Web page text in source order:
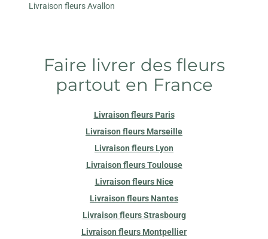
Livraison fleurs Avallon
Faire livrer des fleurs
partout en France
Livraison fleurs Paris
Livraison fleurs Marseille
Livraison fleurs Lyon
Livraison fleurs Toulouse
Livraison fleurs Nice
Livraison fleurs Nantes
Livraison fleurs Strasbourg
Livraison fleurs Montpellier